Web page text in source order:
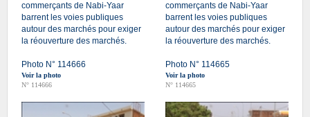
commerçants de Nabi-Yaar
barrent les voies publiques
autour des marchés pour exiger
la réouverture des marchés.
Photo N° 114666
Voir la photo
N° 114666
commerçants de Nabi-Yaar
barrent les voies publiques
autour des marchés pour exiger
la réouverture des marchés.
Photo N° 114665
Voir la photo
N° 114665